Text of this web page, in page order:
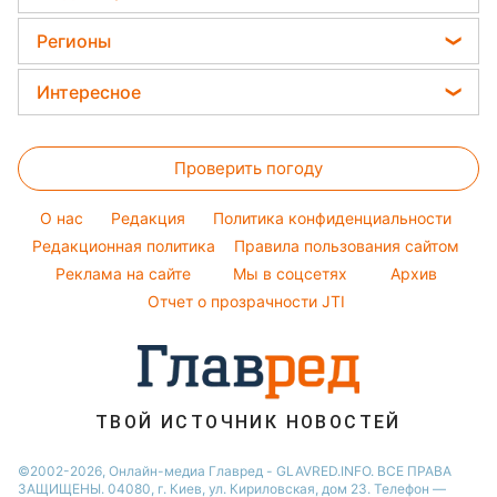
Напитки
Магнитные бури
Ани Лорак
Кейт Миддлтон
Алла Пугачева
Максим Галкин
Настя Каменских
Виталий Козловский
Потап
София Ротару
Стирка
Комнатные растения
Все о сале
Окрашивание волос
Красивый маникюр
Модные ошибки
Новости моды
Советы от Андре Тана
Женские стрижки
Регионы
Новости Харькова
Новости Львова
Новости Полтавы
Новости Днепра
Новости Сум
Новости Тернополя
Новости Черкассы
Новости Одессы
Интересное
Тесты по картинке
Оптические иллюзии
Народные приметы
Все о шоу-бизнесе
Проверить погоду
O нас Редакция
Политика конфиденциальности
Редакционная политика
Правила пользования сайтом
Реклама на сайте
Мы в соцсетях
Архив
Отчет о прозрачности JTI
ТВОЙ ИСТОЧНИК НОВОСТЕЙ
©2002-2026, Онлайн-медиа Главред - GLAVRED.INFO. ВСЕ ПРАВА
ЗАЩИЩЕНЫ. 04080, г. Киев, ул. Кириловская, дом 23. Телефон —